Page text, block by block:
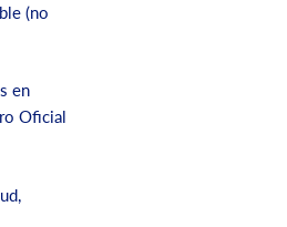
(no
en
Oficial